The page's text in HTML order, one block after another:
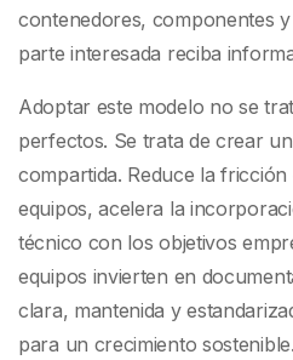
contenedores, componentes
parte interesada reciba
Adoptar este modelo no se
perfectos. Se trata de crear
compartida. Reduce la
equipos, acelera la
técnico con los objetivos
equipos invierten en
clara, mantenida y
para un crecimiento sostenible.